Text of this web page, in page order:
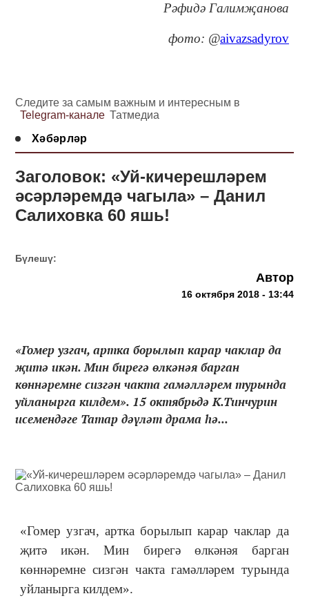
Рәфидә Галимҗанова
фото: @aivazsadyrov
Следите за самым важным и интересным в
Telegram-канале Татмедиа
Хәбәрләр
Заголовок: «Уй-кичерешләрем
әсәрләремдә чагыла» – Данил
Салиховка 60 яшь!
Бүлешү:
Автор
16 октября 2018 - 13:44
«Гомер узгач, артка борылып карар чаклар да
җитә икән. Мин бирегә өлкәнәя барган
көннәремне сизгән чакта гамәлләрем турында
уйланырга килдем». 15 октябрьдә К.Тинчурин
исемендәге Татар дәүләт драма һә...
«Гомер узгач, артка борылып карар чаклар да
җитә икән. Мин бирегә өлкәнәя барган
көннәремне сизгән чакта гамәлләрем турында
уйланырга килдем».